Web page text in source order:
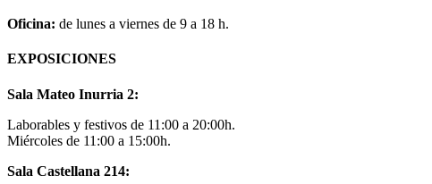
Oficina: de lunes a viernes de 9 a 18 h.
EXPOSICIONES
Sala Mateo Inurria 2:
Laborables y festivos de 11:00 a 20:00h.
Miércoles de 11:00 a 15:00h.
Sala Castellana 214: